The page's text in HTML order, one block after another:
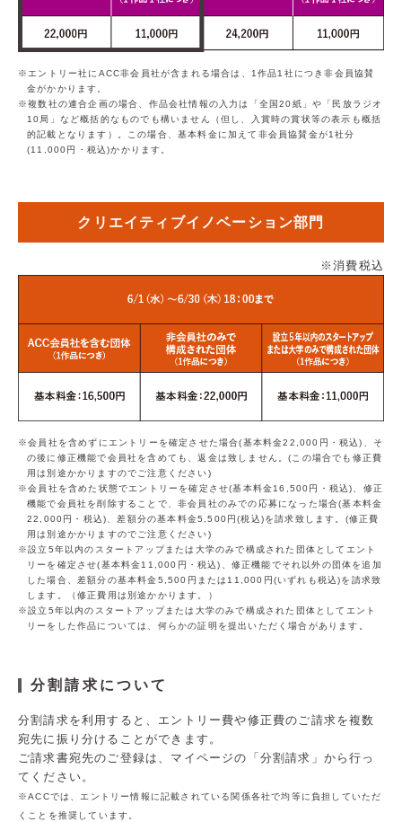
エントリー社にACC非会員社が含まれる場合は、1作品1社につき非会員協賛
金がかかります。
複数社の連合企画の場合、作品会社情報の入力は「全国20紙」や「民放ラジオ
10局」など概括的なものでも構いません（但し、入賞時の賞状等の表示も概括
的記載となります）。この場合、基本料金に加えて非会員協賛金が1社分
(11,000円・税込)かかります。
クリエイティブイノベーション部門
※消費税込
会員社を含めずにエントリーを確定させた場合(基本料金22,000円・税込)、そ
の後に修正機能で会員社を含めても、返金は致しません。(この場合でも修正費
用は別途かかりますのでご注意ください)
会員社を含めた状態でエントリーを確定させ(基本料金16,500円・税込)、修正
機能で会員社を削除することで、非会員社のみでの応募になった場合(基本料金
22,000円・税込)、差額分の基本料金5,500円(税込)を請求致します。(修正費
用は別途かかりますのでご注意ください)
設立5年以内のスタートアップまたは大学のみで構成された団体としてエント
リーを確定させ(基本料金11,000円・税込)、修正機能でそれ以外の団体を追加
した場合、差額分の基本料金5,500円または11,000円(いずれも税込)を請求致
します。（修正費用は別途かかります。）
設立5年以内のスタートアップまたは大学のみで構成された団体としてエント
リーをした作品については、何らかの証明を提出いただく場合があります。
分割請求について
分割請求を利用すると、エントリー費や修正費のご請求を複数
宛先に振り分けることができます。​
ご請求書宛先のご登録は、マイページの「分割請求」から行っ
てください。​
※ACCでは、エントリー情報に記載されている関係各社で均等に負担していただ
くことを推奨しています。